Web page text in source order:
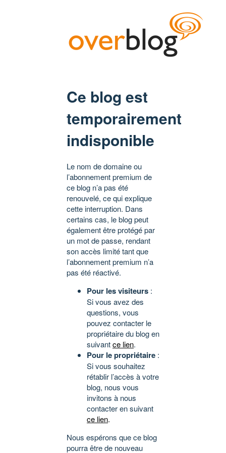
Ce blog est
temporairement
indisponible
Le nom de domaine ou
l’abonnement premium de
ce blog n’a pas été
renouvelé, ce qui explique
cette interruption. Dans
certains cas, le blog peut
également être protégé par
un mot de passe, rendant
son accès limité tant que
l’abonnement premium n’a
pas été réactivé.
Pour les visiteurs :
Si vous avez des
questions, vous
pouvez contacter le
propriétaire du blog en
suivantce lien.
Pour le propriétaire :
Si vous souhaitez
rétablir l’accès à votre
blog, nous vous
invitons à nous
contacter en suivant
ce lien.
Nous espérons que ce blog
pourra être de nouveau